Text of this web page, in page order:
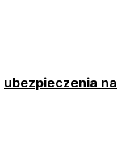
ubezpieczenia na